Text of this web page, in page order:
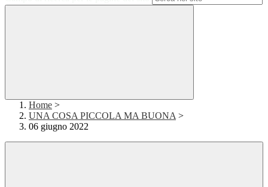
Home >
UNA COSA PICCOLA MA BUONA >
06 giugno 2022